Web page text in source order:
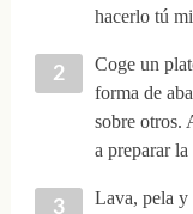
hacerlo tú
Coge un
forma de
sobre otros.
a preparar
Lava, pela y